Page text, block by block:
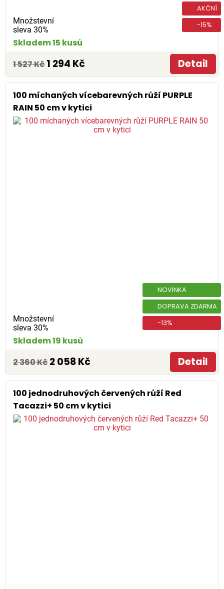
Množstevní
sleva 30%
AKČNÍ
-15%
Skladem 15 kusů
1 527 Kč 1 294 Kč Detail
100 míchaných vícebarevných růží PURPLE
RAIN 50 cm v kytici
Množstevní
sleva 30%
NOVINKA
DOPRAVA ZDARMA
-13%
Skladem 19 kusů
2 360 Kč 2 058 Kč Detail
100 jednodruhových červených růží Red
Tacazzi+ 50 cm v kytici